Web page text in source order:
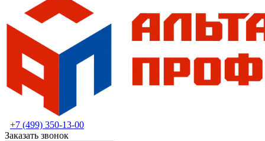
+7 (499) 350-13-00
Заказать звонок